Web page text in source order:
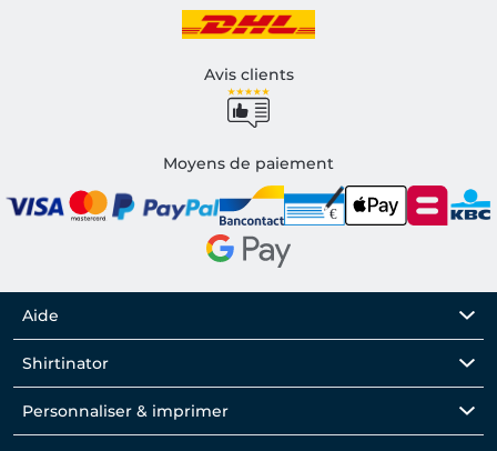
Avis clients
Moyens de paiement
Aide
Shirtinator
Personnaliser & imprimer